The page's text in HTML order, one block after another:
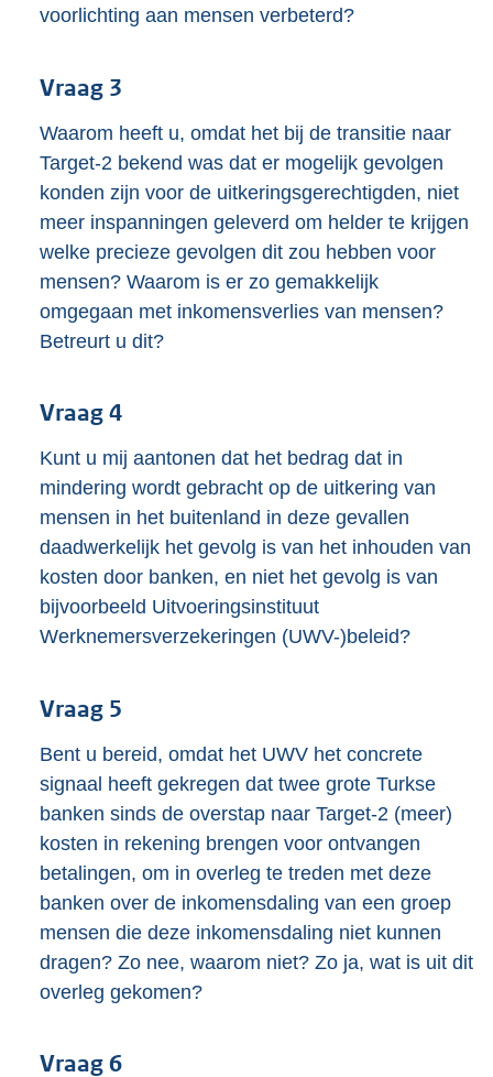
voorlichting aan mensen verbeterd?
Vraag 3
Waarom heeft u, omdat het bij de transitie naar
Target-2 bekend was dat er mogelijk gevolgen
konden zijn voor de uitkeringsgerechtigden, niet
meer inspanningen geleverd om helder te krijgen
welke precieze gevolgen dit zou hebben voor
mensen? Waarom is er zo gemakkelijk
omgegaan met inkomensverlies van mensen?
Betreurt u dit?
Vraag 4
Kunt u mij aantonen dat het bedrag dat in
mindering wordt gebracht op de uitkering van
mensen in het buitenland in deze gevallen
daadwerkelijk het gevolg is van het inhouden van
kosten door banken, en niet het gevolg is van
bijvoorbeeld Uitvoeringsinstituut
Werknemersverzekeringen (UWV-)beleid?
Vraag 5
Bent u bereid, omdat het UWV het concrete
signaal heeft gekregen dat twee grote Turkse
banken sinds de overstap naar Target-2 (meer)
kosten in rekening brengen voor ontvangen
betalingen, om in overleg te treden met deze
banken over de inkomensdaling van een groep
mensen die deze inkomensdaling niet kunnen
dragen? Zo nee, waarom niet? Zo ja, wat is uit dit
overleg gekomen?
Vraag 6